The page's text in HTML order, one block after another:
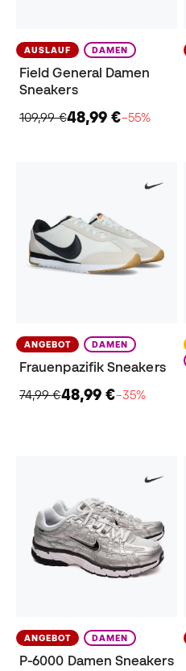
AUSLAUF DAMEN
Field General Damen
Sneakers
109,99 €48,99 €−55%
ANGEBOT DAMEN
Frauenpazifik Sneakers
74,99 €48,99 €−35%
ANGEBOT DAMEN
P-6000 Damen Sneakers